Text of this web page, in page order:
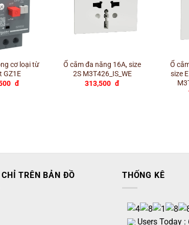
cơ loại từ
GZ1E
đ
Ổ cắm đa năng 16A, size
2S M3T426_IS_WE
313,500 đ
Ổ
size
TRÊN BẢN ĐỒ THỐNG KÊ
Users Today :